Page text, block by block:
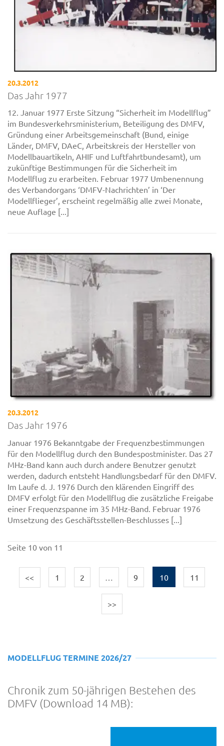
20.3.2012
Das Jahr 1977
12. Januar 1977 Erste Sitzung “Sicherheit im Modellflug”
im Bundesverkehrsministerium, Beteiligung des DMFV,
Gründung einer Arbeitsgemeinschaft (Bund, einige
Länder, DMFV, DAeC, Arbeitskreis der Hersteller von
Modellbauartikeln, AHIF und Luftfahrtbundesamt), um
zukünftige Bestimmungen für die Sicherheit im
Modellflug zu erarbeiten. Februar 1977 Umbenennung
des Verbandorgans ‘DMFV-Nachrichten’ in ‘Der
Modellflieger’, erscheint regelmäßig alle zwei Monate,
neue Auflage [...]
20.3.2012
Das Jahr 1976
Januar 1976 Bekanntgabe der Frequenzbestimmungen
für den Modellflug durch den Bundespostminister. Das 27
MHz-Band kann auch durch andere Benutzer genutzt
werden, dadurch entsteht Handlungsbedarf für den DMFV.
Im Laufe d. J. 1976 Durch den klärenden Eingriff des
DMFV erfolgt für den Modellflug die zusätzliche Freigabe
einer Frequenzspanne im 35 MHz-Band. Februar 1976
Umsetzung des Geschäftsstellen-Beschlusses [...]
Seite 10 von 11
<< 1 2 9 10 11
>>
MODELLFLUG TERMINE 2026/27
Chronik zum 50-jährigen Bestehen des
DMFV (Download 14 MB):